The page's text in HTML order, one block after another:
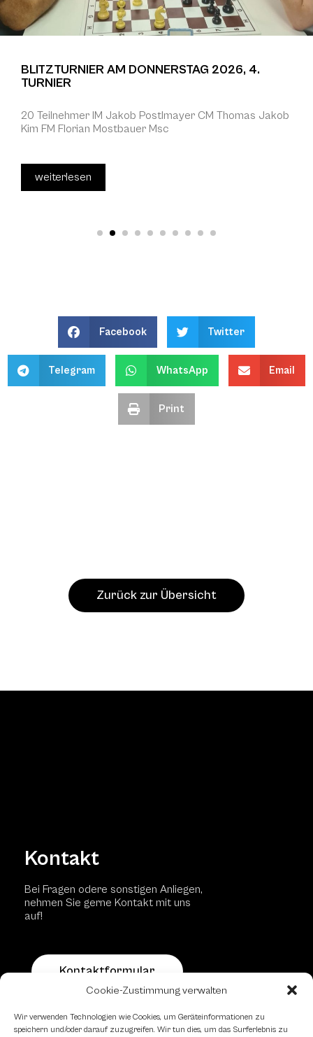
Cookie-Zustimmung verwalten
Wir verwenden Technologien wie Cookies, um Geräteinformationen zu
speichern und/oder darauf zuzugreifen. Wir tun dies, um das Surferlebnis zu
BLITZTURNIER AM DONNERSTAG 2026, 4.
TURNIER
20 Teilnehmer IM Jakob Postlmayer CM Thomas Jakob
Kim FM Florian Mostbauer Msc
weiterlesen
Facebook Twitter
Telegram WhatsApp Email
Print
Zurück zur Übersicht
Kontakt
Bei Fragen odere sonstigen Anliegen,
nehmen Sie gerne Kontakt mit uns
auf!
Kontaktformular
Schachfreundliche Lokale